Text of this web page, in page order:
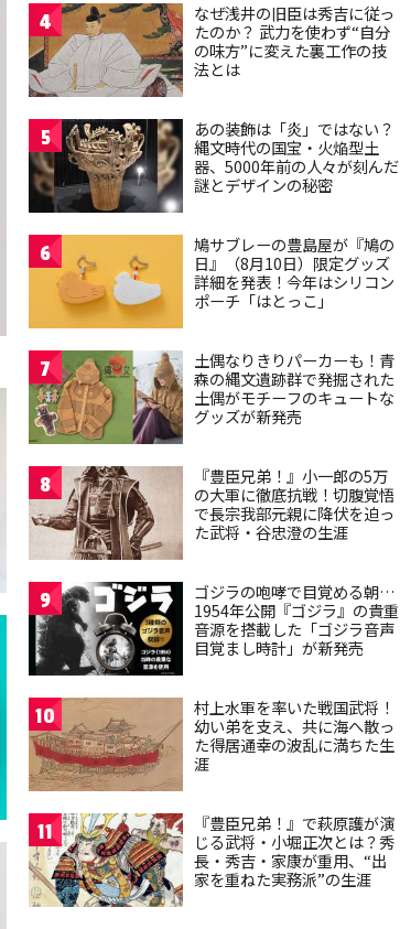
4
なぜ浅井の旧臣は秀吉に従っ
たのか？ 武力を使わず“自分
の味方”に変えた裏工作の技
法とは
5
あの装飾は「炎」ではない？
縄文時代の国宝・火焔型土
器、5000年前の人々が刻んだ
謎とデザインの秘密
6
鳩サブレーの豊島屋が『鳩の
日』（8月10日）限定グッズ
詳細を発表！今年はシリコン
ポーチ「はとっこ」
7
土偶なりきりパーカーも！青
森の縄文遺跡群で発掘された
土偶がモチーフのキュートな
グッズが新発売
8
『豊臣兄弟！』小一郎の5万
の大軍に徹底抗戦！切腹覚悟
で長宗我部元親に降伏を迫っ
た武将・谷忠澄の生涯
9
ゴジラの咆哮で目覚める朝…
1954年公開『ゴジラ』の貴重
音源を搭載した「ゴジラ音声
目覚まし時計」が新発売
10
村上水軍を率いた戦国武将！
幼い弟を支え、共に海へ散っ
た得居通幸の波乱に満ちた生
涯
11
『豊臣兄弟！』で萩原護が演
じる武将・小堀正次とは？秀
長・秀吉・家康が重用、“出
家を重ねた実務派”の生涯